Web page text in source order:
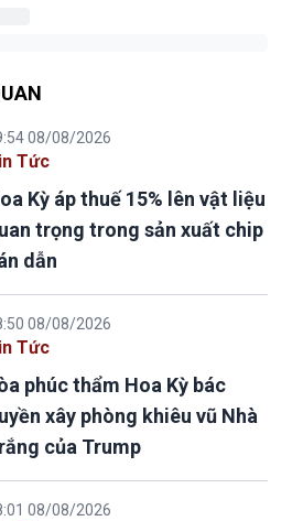
08/08/2026
Tức
Kỳ áp thuế 15% lên vật liệu
trọng trong sản xuất chip
dẫn
08/08/2026
Tức
phúc thẩm Hoa Kỳ bác
xây phòng khiêu vũ Nhà
của Trump
08/08/2026